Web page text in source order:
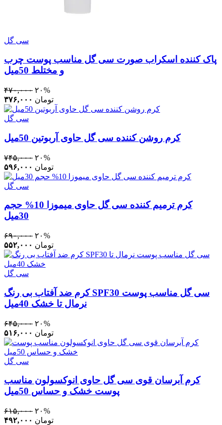
سی گل
پاک کننده اسکراب صورت سی‌ گل مناسب پوست چرب
و مختلط 50میل
۴۷۰,۰۰۰ ۲۰%
۳۷۶,۰۰۰ تومان
سی گل
کرم روشن کننده سی گل حاوی آربوتین 50میل
۷۴۵,۰۰۰ ۲۰%
۵۹۶,۰۰۰ تومان
سی گل
کرم ترمیم کننده سی گل حاوی میموزا 10% حجم
30میل
۶۹۰,۰۰۰ ۲۰%
۵۵۲,۰۰۰ تومان
سی گل
کرم ضد آفتاب بی رنگ SPF30 سی گل مناسب پوست
نرمال تا خشک 40میل
۶۴۵,۰۰۰ ۲۰%
۵۱۶,۰۰۰ تومان
سی گل
کرم آبرسان قوی سی گل حاوی انوکسولون مناسب
پوست خشک و حساس 50میل
۶۱۵,۰۰۰ ۲۰%
۴۹۲,۰۰۰ تومان